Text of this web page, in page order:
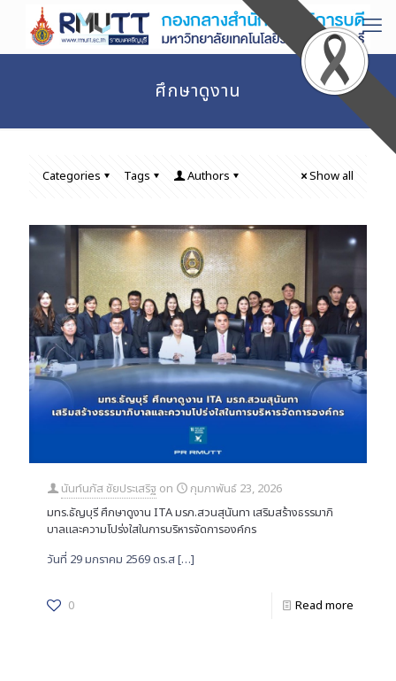
ศึกษาดูงาน
Categories Tags Authors Show all
นันท์นภัส ชัยประเสริฐ on
กุมภาพันธ์ 23, 2026
มทร.ธัญบุรี ศึกษาดูงาน ITA มรภ.สวนสุนันทา เสริมสร้างธรรมาภิ
บาลและความโปร่งใสในการบริหารจัดการองค์กร
วันที่ 29 มกราคม 2569 ดร.ส[…]
0 Read more